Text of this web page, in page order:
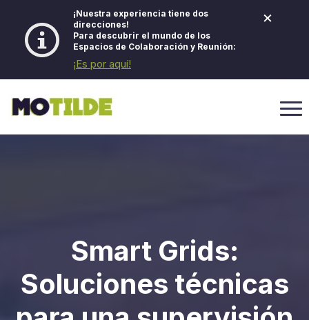
¡Nuestra experiencia tiene dos
direcciones!
Para descubrir el mundo de los
Espacios de Colaboración y Reunión:
¡Es por aquí!
×
Smart Grids:
Soluciones técnicas